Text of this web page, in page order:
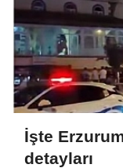
İşte
detayları